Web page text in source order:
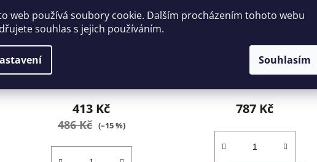
web používá soubory cookie. Dalším procházením tohoto webu
souhlas s jejich používáním.
Souhlasím
Sada bitů 1/4" 19 dílů Tona
413 Kč
486 Kč (–15 %)
443000918
787 Kč